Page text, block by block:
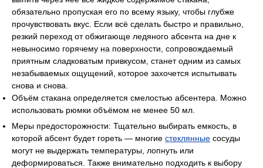
обязательно пропуская его по всему языку, чтобы глубже
прочувствовать вкус. Если всё сделать быстро и правильно,
резкий переход от обжигающе ледяного абсента на дне к
невыносимо горячему на поверхности, сопровождаемый
приятным сладковатым привкусом, станет одним из самых
незабываемых ощущений, которое захочется испытывать
снова и снова.
Объём стакана определяется смелостью абсентера. Можно
использовать рюмки объёмом не менее 50 мл.
Меры предосторожности: Тщательно выбирать емкость, в
которой абсент будет гореть — многие стеклянные сосуды
могут не выдержать температуры, лопнуть или
деформироваться. Также внимательно подходить к выбору